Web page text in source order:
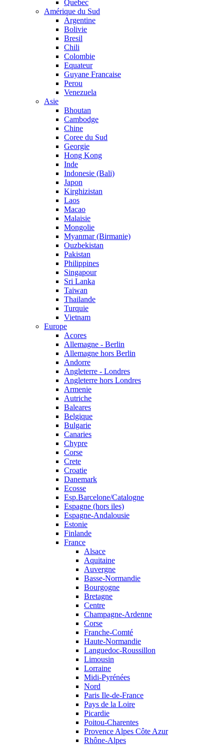
Quebec
Amérique du Sud
Argentine
Bolivie
Bresil
Chili
Colombie
Equateur
Guyane Francaise
Perou
Venezuela
Asie
Bhoutan
Cambodge
Chine
Coree du Sud
Georgie
Hong Kong
Inde
Indonesie (Bali)
Japon
Kirghizistan
Laos
Macao
Malaisie
Mongolie
Myanmar (Birmanie)
Ouzbekistan
Pakistan
Philippines
Singapour
Sri Lanka
Taiwan
Thailande
Turquie
Vietnam
Europe
Acores
Allemagne - Berlin
Allemagne hors Berlin
Andorre
Angleterre - Londres
Angleterre hors Londres
Armenie
Autriche
Baleares
Belgique
Bulgarie
Canaries
Chypre
Corse
Crete
Croatie
Danemark
Ecosse
Esp.Barcelone/Catalogne
Espagne (hors iles)
Espagne-Andalousie
Estonie
Finlande
France
Alsace
Aquitaine
Auvergne
Basse-Normandie
Bourgogne
Bretagne
Centre
Champagne-Ardenne
Corse
Franche-Comté
Haute-Normandie
Languedoc-Roussillon
Limousin
Lorraine
Midi-Pyrénées
Nord
Paris Ile-de-France
Pays de la Loire
Picardie
Poitou-Charentes
Provence Alpes Côte Azur
Rhône-Alpes